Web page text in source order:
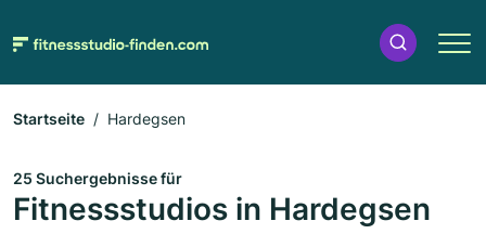
Startseite Hardegsen
25 Suchergebnisse für
Fitnessstudios in Hardegsen